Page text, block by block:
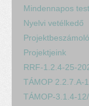
Mindennapos
Nyelvi vetélkedő
Projektjeink
RRF-1.2.4-25-
TÁMOP 2.2.7.A-
TÁMOP-3.1.4-